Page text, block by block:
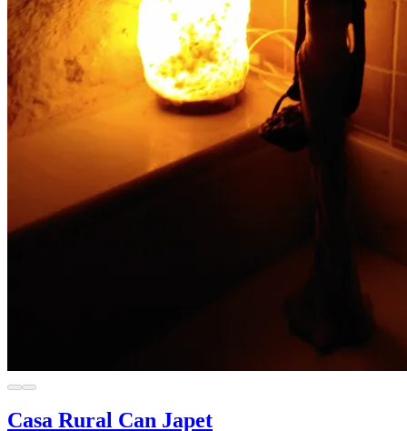
Casa Rural Can Japet